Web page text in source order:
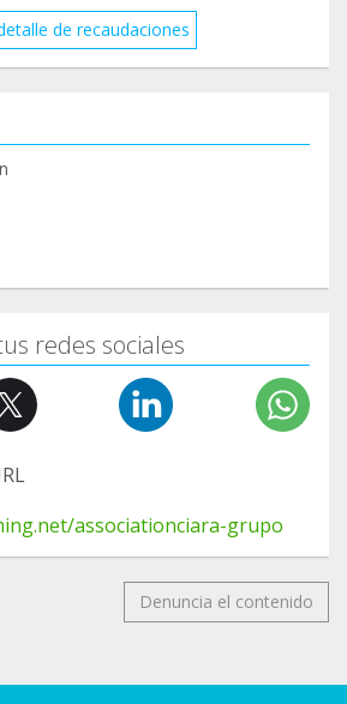
de recaudaciones
redes sociales
associationciara-grupo
Denuncia el contenido